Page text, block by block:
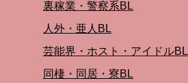
裏稼業・警察系BL
人外・亜人BL
芸能界・ホスト・アイドルBL
同棲・同居・寮BL